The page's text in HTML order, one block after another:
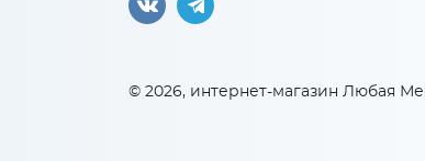
© 2026, интернет-магазин Любая